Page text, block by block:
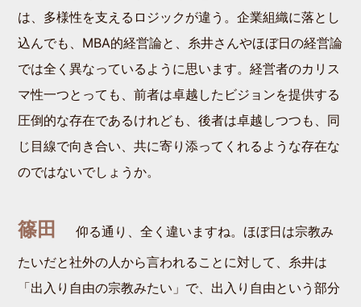
は、多様性を支えるロジックが違う。企業組織に落とし
込んでも、MBA的経営論と、糸井さんやほぼ日の経営論
では全く異なっているように思います。経営者のカリス
マ性一つとっても、前者は卓越したビジョンを提供する
圧倒的な存在であるけれども、後者は卓越しつつも、同
じ目線で向き合い、共に寄り添ってくれるような存在な
のではないでしょうか。
篠田仰る通り、全く違いますね。ほぼ日は宗教み
たいだと社外の人から言われることに対して、糸井は
「出入り自由の宗教みたい」で、出入り自由という部分